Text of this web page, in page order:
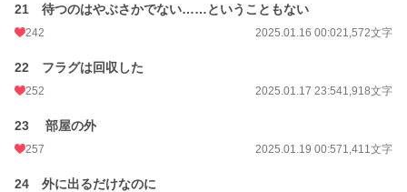
21 待つのはやぶさかでない……ということもない
242 2025.01.16 00:021,572文字
22 フラグは回収した
252 2025.01.17 23:541,918文字
23 部屋の外
257 2025.01.19 00:571,411文字
24 外に出るだけなのに